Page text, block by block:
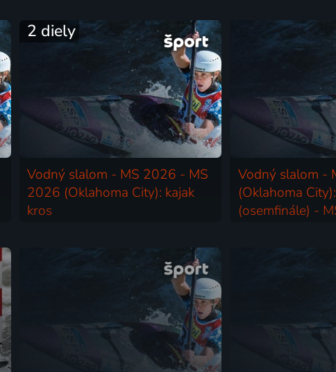
2 diely
Vodný slalom - MS 2026 - MS
2026 (Oklahoma City): kajak
kros
Vodný slalom -
(Oklahoma
(osemfinále) -
2026 | Kanoe | MS